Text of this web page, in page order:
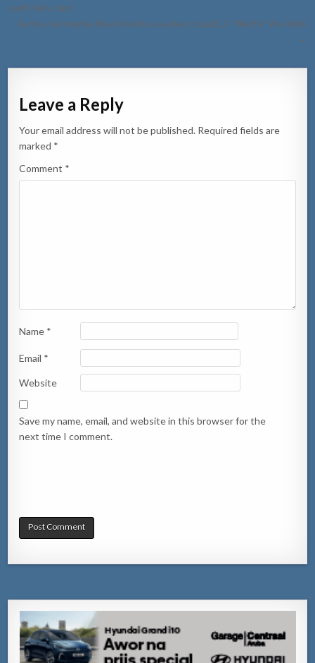
navigation
sushi den cura!
Auto a dal mucha riba bicicleta cu a bay cruza E.J. “Watty” Vos blvd.
→
Leave a Reply
Your email address will not be published. Required fields are
marked *
Comment *
Name *
Email *
Website
Save my name, email, and website in this browser for the
next time I comment.